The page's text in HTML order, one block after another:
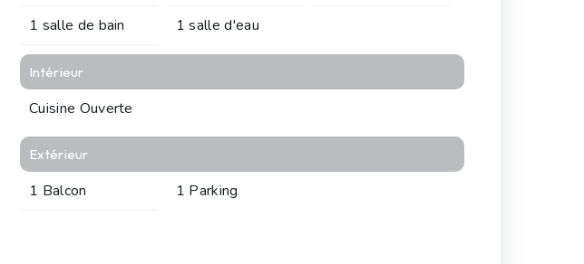
1 salle de bain
1 salle d'eau
Intérieur
Cuisine Ouverte
Extérieur
1 Balcon 1 Parking